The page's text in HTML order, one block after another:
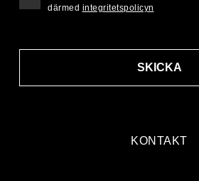
KONTAKT
SKICKA
därmed integritetspolicyn